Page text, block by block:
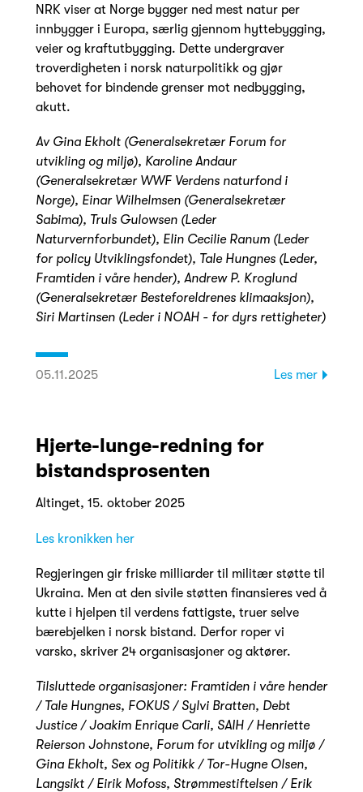
NRK viser at Norge bygger ned mest natur per
innbygger i Europa, særlig gjennom hyttebygging,
veier og kraftutbygging. Dette undergraver
troverdigheten i norsk naturpolitikk og gjør
behovet for bindende grenser mot nedbygging,
akutt.
Av Gina Ekholt (Generalsekretær Forum for
utvikling og miljø), Karoline Andaur
(Generalsekretær WWF Verdens naturfond i
Norge), Einar Wilhelmsen (Generalsekretær
Sabima), Truls Gulowsen (Leder
Naturvernforbundet), Elin Cecilie Ranum (Leder
for policy Utviklingsfondet), Tale Hungnes (Leder,
Framtiden i våre hender), Andrew P. Kroglund
(Generalsekretær Besteforeldrenes klimaaksjon),
Siri Martinsen (Leder i NOAH - for dyrs rettigheter)
05.11.2025 Les mer
Hjerte-lunge-redning for
bistandsprosenten
Altinget, 15. oktober 2025
Les kronikken her
Regjeringen gir friske milliarder til militær støtte til
Ukraina. Men at den sivile støtten finansieres ved å
kutte i hjelpen til verdens fattigste, truer selve
bærebjelken i norsk bistand. Derfor roper vi
varsko, skriver 24 organisasjoner og aktører.
Tilsluttede organisasjoner: Framtiden i våre hender
/ Tale Hungnes, FOKUS / Sylvi Bratten, Debt
Justice / Joakim Enrique Carli, SAIH / Henriette
Reierson Johnstone, Forum for utvikling og miljø /
Gina Ekholt, Sex og Politikk / Tor-Hugne Olsen,
Langsikt / Eirik Mofoss, Strømmestiftelsen / Erik